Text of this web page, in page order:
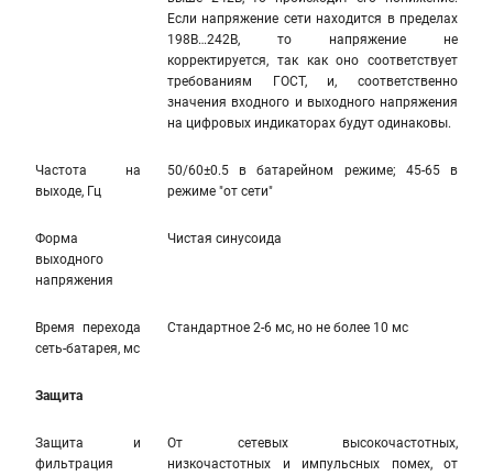
Если напряжение сети находится в пределах
198В…242В, то напряжение не
корректируется, так как оно соответствует
требованиям ГОСТ, и, соответственно
значения входного и выходного напряжения
на цифровых индикаторах будут одинаковы.
Частота на
выходе, Гц
50/60±0.5 в батарейном режиме; 45-65 в
режиме "от сети"
Форма
выходного
напряжения
Чистая синусоида
Время перехода
сеть-батарея, мс
Стандартное 2-6 мс, но не более 10 мс
Защита
Защита и
фильтрация
От сетевых высокочастотных,
низкочастотных и импульсных помех, от